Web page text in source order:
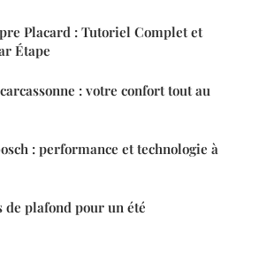
Placard : Tutoriel Complet et
Étape
: votre confort tout au
: performance et technologie à
plafond pour un été